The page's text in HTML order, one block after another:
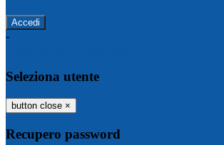
-
Seleziona utente
button close ×
Recupero password